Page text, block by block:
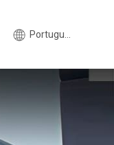
Português do Brasil